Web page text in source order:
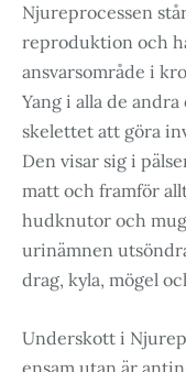
Njureprocessen
reproduktion och
ansvarsområde i
Yang i alla de
skelettet att göra
Den visar sig i
matt och framför
hudknutor och
urinämnen
drag, kyla, mögel
Underskott i
ensam utan är